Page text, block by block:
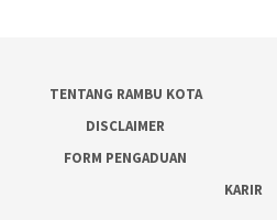
TENTANG RAMBU KOTA
DISCLAIMER
FORM PENGADUAN
KARIR